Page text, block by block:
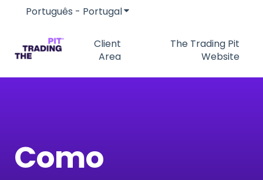
Português - PortugalMostrar submenu para
Client
Area
The Trading Pit
Website
Como